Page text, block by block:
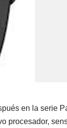
en la serie
procesador,